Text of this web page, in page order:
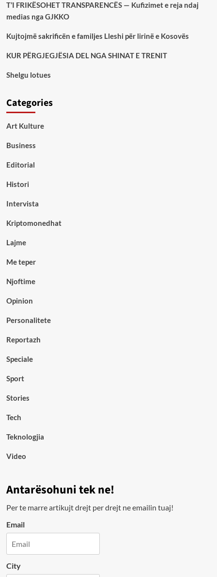
T’I FRIKËSOHET TRANSPARENCËS — Kufizimet e reja ndaj
medias nga GJKKO
Kujtojmë sakrificën e familjes Lleshi për lirinë e Kosovës
KUR PËRGJEGJËSIA DEL NGA SHINAT E TRENIT
Shelgu lotues
Categories
Art Kulture
Business
Editorial
Histori
Intervista
Kriptomonedhat
Lajme
Me teper
Njoftime
Opinion
Personalitete
Reportazh
Speciale
Sport
Stories
Tech
Teknologjia
Video
Antarësohuni tek ne!
Per te marre artikujt drejt per drejt ne emailin tuaj!
Email
City